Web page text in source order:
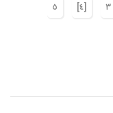
٣ [٤]
٥